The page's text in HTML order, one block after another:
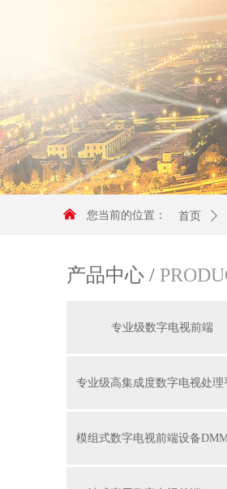
낀 您当前的位置： 首页 ꄲ
专业级数字电视前端
专业级高集成度数字电视处理平台DCP-
模组式数字电视前端设备DMM-
产品中心 /